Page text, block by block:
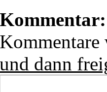
Kommentar:
und dann